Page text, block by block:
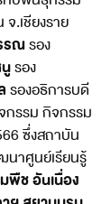
.เชียงราย
รณรอง
รอง
รองอธิการบดี
รรม กิจกรรม
ซึ่งสถาบัน
นาศูนย์เรียนรู้
พืช อันเนื่อง